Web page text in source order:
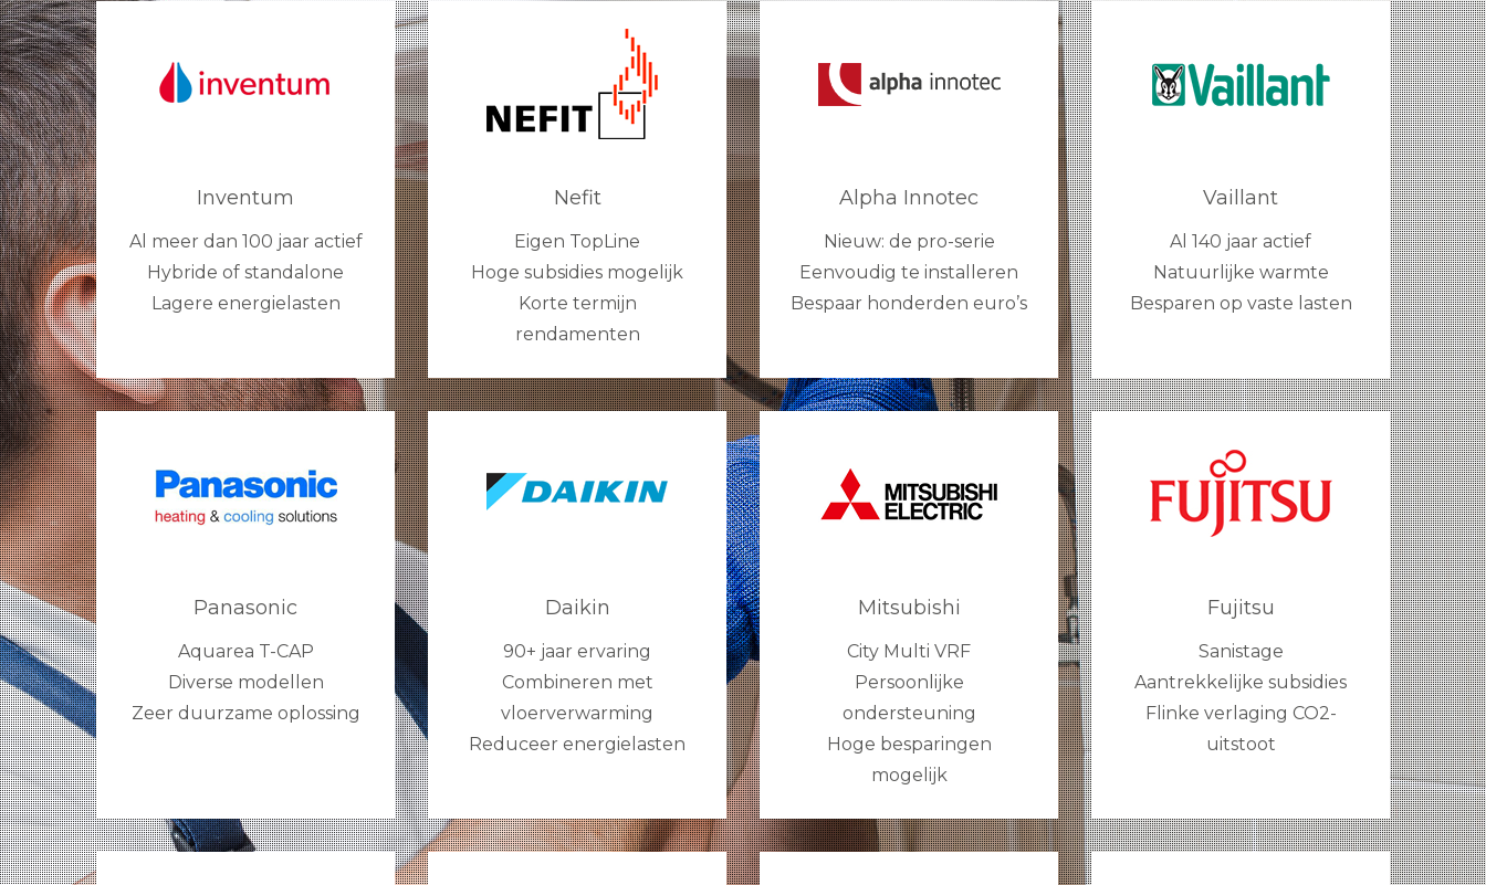
Inventum
Al meer dan 100 jaar actief
Hybride of standalone
Lagere energielasten
Nefit
Eigen TopLine
Hoge subsidies mogelijk
Korte termijn
rendamenten
Alpha Innotec
Nieuw: de pro-serie
Eenvoudig te installeren
Bespaar honderden euro’s
Vaillant
Al 140 jaar actief
Natuurlijke warmte
Besparen op vaste lasten
Panasonic
Aquarea T-CAP
Diverse modellen
Zeer duurzame oplossing
Daikin
90+ jaar ervaring
Combineren met
vloerverwarming
Reduceer energielasten
Mitsubishi
City Multi VRF
Persoonlijke
ondersteuning
Hoge besparingen
mogelijk
Fujitsu
Sanistage
Aantrekkelijke subsidies
Flinke verlaging CO2-
uitstoot